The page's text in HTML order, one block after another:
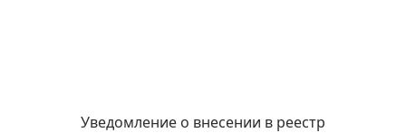
Уведомление о внесении в реестр